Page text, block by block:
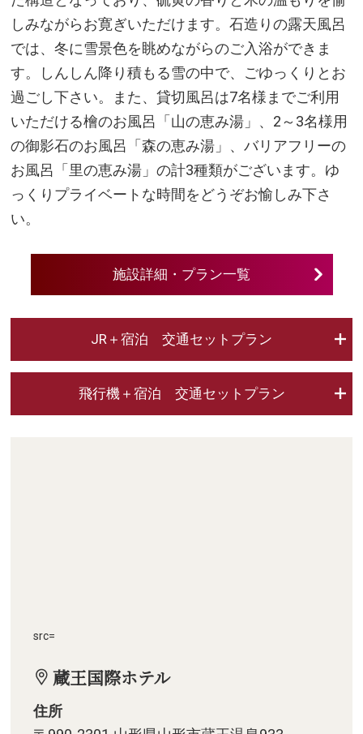
しみながらお寛ぎいただけます。石造りの露天風呂
では、冬に雪景色を眺めながらのご入浴ができま
す。しんしん降り積もる雪の中で、ごゆっくりとお
過ごし下さい。また、貸切風呂は7名様までご利用
いただける檜のお風呂「山の恵み湯」、2～3名様用
の御影石のお風呂「森の恵み湯」、バリアフリーの
お風呂「里の恵み湯」の計3種類がございます。ゆ
っくりプライベートな時間をどうぞお愉しみ下さ
い。
施設詳細・プラン一覧
JR＋宿泊 交通セットプラン
飛行機＋宿泊 交通セットプラン
src=
蔵王国際ホテル
住所